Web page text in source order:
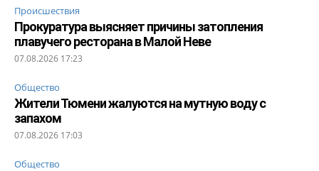
Происшествия
Прокуратура выясняет причины затопления
плавучего ресторана в Малой Неве
07.08.2026 17:23
Общество
Жители Тюмени жалуются на мутную воду с
запахом
07.08.2026 17:03
Общество